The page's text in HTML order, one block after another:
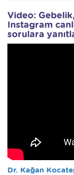
Video:
Instagram
sorulara
Dr. Kağan